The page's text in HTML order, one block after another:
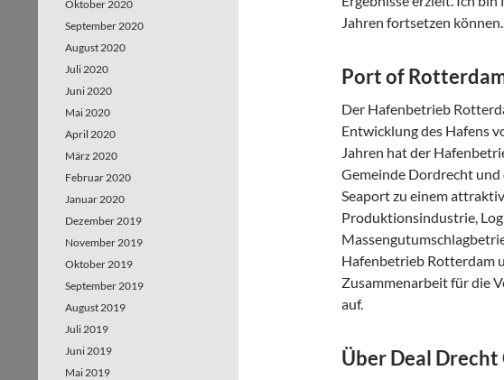
Jahren fortsetzen können.
Port of
Der Hafenbetrieb
Entwicklung des Hafens
Jahren hat der
Gemeinde Dordrecht
Seaport zu einem
Produktionsindustrie,
Hafenbetrieb Rotterdam
Zusammenarbeit für die
auf.
Über Deal Drecht
Oktober 2020
September 2020
August 2020
Juli 2020
Juni 2020
Mai 2020
April 2020
März 2020
Februar 2020
Januar 2020
Dezember 2019
November 2019
Oktober 2019
September 2019
August 2019
Juli 2019
Juni 2019
Mai 2019